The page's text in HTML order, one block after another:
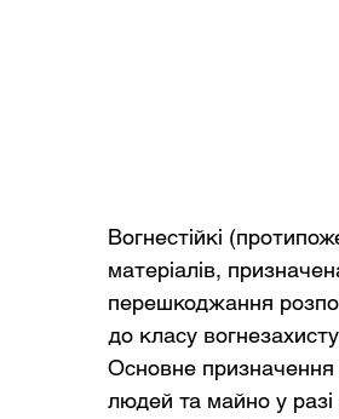
Вогнестійкі
матеріалів,
перешкоджання
до класу
Основне
людей та майно у